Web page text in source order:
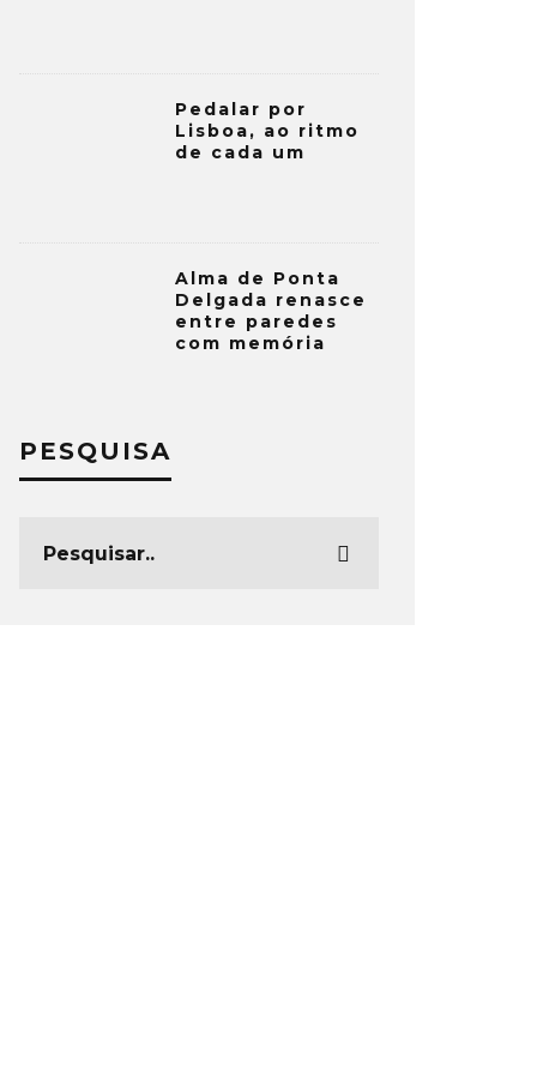
Pedalar por
Lisboa, ao ritmo
de cada um
Alma de Ponta
Delgada renasce
entre paredes
com memória
PESQUISA